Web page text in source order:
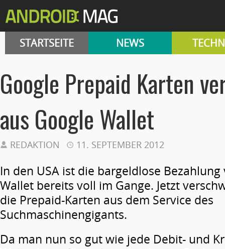
STARTSEITE NEWS
Google Prepaid Karten
aus Google Wallet
REDAKTION 11. SEPTEMBER 2012
In den USA ist die bargeldlose Bezahlung
Wallet bereits voll im Gange. Jetzt
die Prepaid-Karten aus dem Service des
Suchmaschinengigants.
Da man nun so gut wie jede Debit- und